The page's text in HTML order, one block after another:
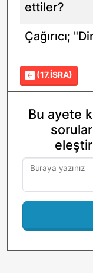
ettiler?
Çağırıcı;
(17.İSRA)
Bu ayete
Buraya yazınız